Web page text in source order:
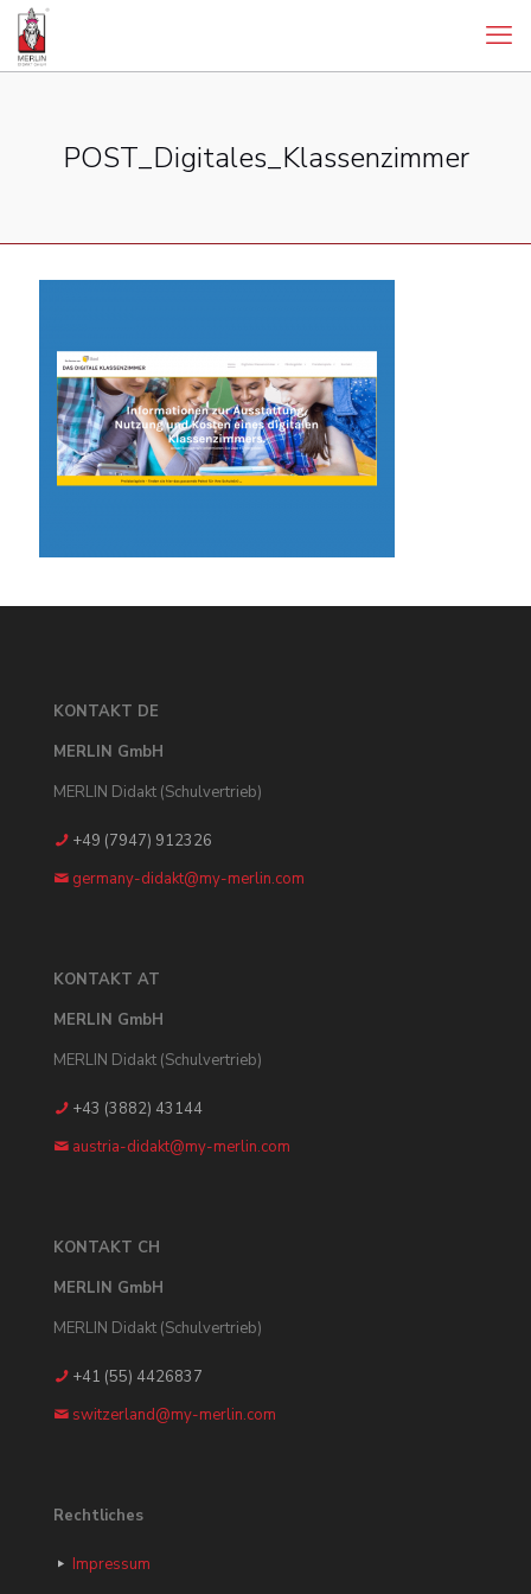
POST_Digitales_Klassenzimmer
KONTAKT DE
MERLIN GmbH
MERLIN Didakt (Schulvertrieb)
+49 (7947) 912326
germany-didakt@my-merlin.com
KONTAKT AT
MERLIN GmbH
MERLIN Didakt (Schulvertrieb)
+43 (3882) 43144
austria-didakt@my-merlin.com
KONTAKT CH
MERLIN GmbH
MERLIN Didakt (Schulvertrieb)
+41 (55) 4426837
switzerland@my-merlin.com
Rechtliches
Impressum